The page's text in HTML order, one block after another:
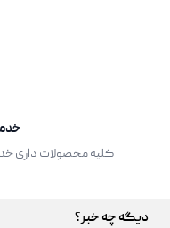
کلیه محصولات داری
دیگه چه خبر؟